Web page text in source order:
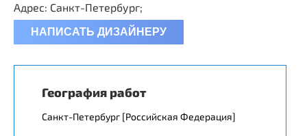
Адрес: Санкт-Петербург;
НАПИСАТЬ ДИЗАЙНЕРУ
География работ
Санкт-Петербург [Российская Федерация]